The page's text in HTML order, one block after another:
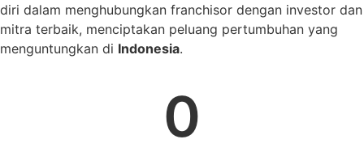
diri dalam menghubungkan franchisor dengan investor dan
mitra terbaik, menciptakan peluang pertumbuhan yang
menguntungkan di Indonesia.
0